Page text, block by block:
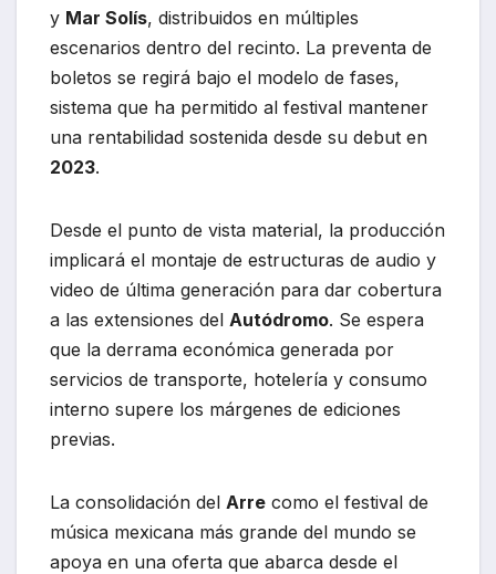
y Mar Solís, distribuidos en múltiples
escenarios dentro del recinto. La preventa de
boletos se regirá bajo el modelo de fases,
sistema que ha permitido al festival mantener
una rentabilidad sostenida desde su debut en
2023.
Desde el punto de vista material, la producción
implicará el montaje de estructuras de audio y
video de última generación para dar cobertura
a las extensiones del Autódromo. Se espera
que la derrama económica generada por
servicios de transporte, hotelería y consumo
interno supere los márgenes de ediciones
previas.
La consolidación del Arre como el festival de
música mexicana más grande del mundo se
apoya en una oferta que abarca desde el